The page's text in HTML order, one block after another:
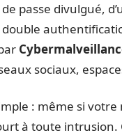
passe divulgué,
sociaux,
: même si
à toute